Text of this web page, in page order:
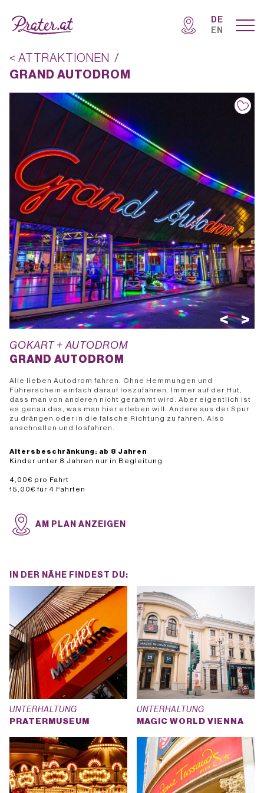
DE
EN
< ATTRAKTIONEN /
GRAND AUTODROM
< >
GOKART + AUTODROM
GRAND AUTODROM
Alle lieben Autodrom fahren. Ohne Hemmungen und
Führerschein einfach darauf loszufahren. Immer auf der Hut,
dass man von anderen nicht gerammt wird. Aber eigentlich ist
es genau das, was man hier erleben will. Andere aus der Spur
zu drängen oder in die falsche Richtung zu fahren. Also
anschnallen und losfahren.
Altersbeschränkung: ab 8 Jahren
Kinder unter 8 Jahren nur in Begleitung
4,00€ pro Fahrt
AM PLAN ANZEIGEN
IN DER NÄHE FINDEST DU:
UNTERHALTUNG
PRATERMUSEUM
UNTERHALTUNG
MAGIC WORLD VIENNA